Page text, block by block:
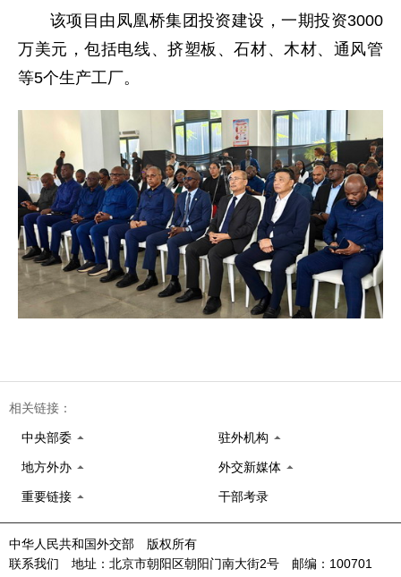
该项目由凤凰桥集团投资建设，一期投资3000
万美元，包括电线、挤塑板、石材、木材、通风管
等5个生产工厂。
相关链接：
中央部委 驻外机构
地方外办 外交新媒体
重要链接 干部考录
中华人民共和国外交部 版权所有
联系我们 地址：北京市朝阳区朝阳门南大街2号 邮编：100701